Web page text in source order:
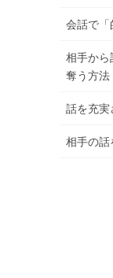
会話で「
相手から
奪う方法
話を充実
相手の話